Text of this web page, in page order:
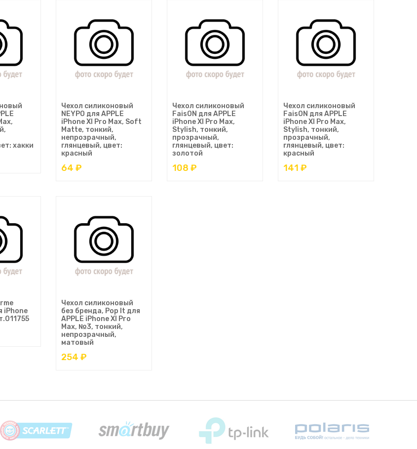
хакки
Чехол силиконовый
NEYPO для APPLE
iPhone XI Pro Max, Soft
Matte, тонкий,
непрозрачный,
глянцевый, цвет:
красный
64 ₽
Чехол силиконовый
FaisON для APPLE
iPhone XI Pro Max,
Stylish, тонкий,
прозрачный,
глянцевый, цвет:
золотой
108 ₽
Чехол силиконовый
FaisON для APPLE
iPhone XI Pro Max,
Stylish, тонкий,
прозрачный,
глянцевый, цвет:
красный
141 ₽
iPhone
Чехол силиконовый
без бренда, Pop It для
APPLE iPhone XI Pro
Max, №3, тонкий,
непрозрачный,
матовый
254 ₽